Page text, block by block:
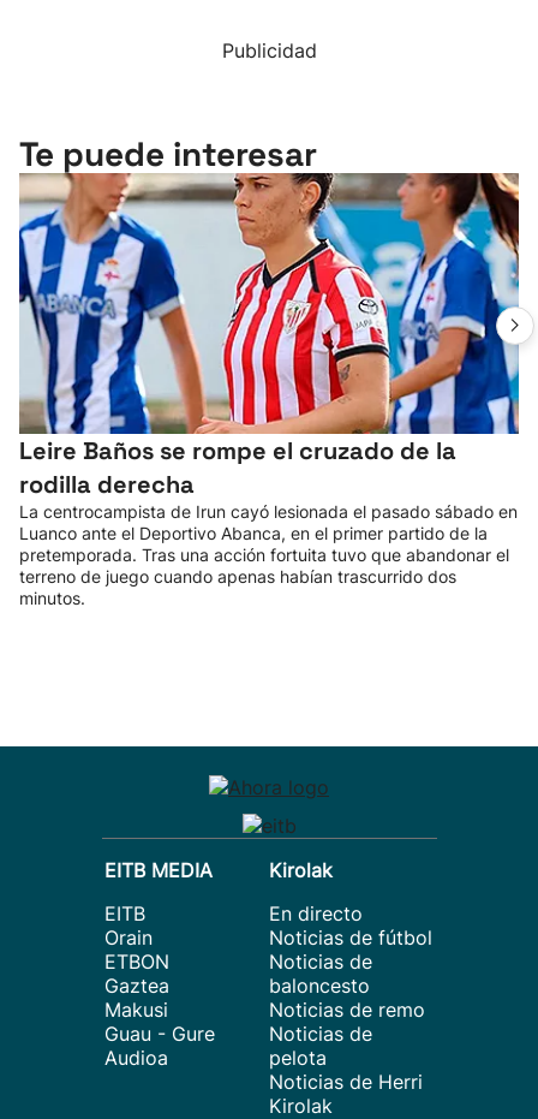
Publicidad
Te puede interesar
Leire Baños se rompe el cruzado de la
rodilla derecha
La centrocampista de Irun cayó lesionada el pasado sábado en
Luanco ante el Deportivo Abanca, en el primer partido de la
pretemporada. Tras una acción fortuita tuvo que abandonar el
terreno de juego cuando apenas habían trascurrido dos
minutos.
EITB MEDIA
EITB
Orain
ETBON
Gaztea
Makusi
Guau - Gure
Audioa
Kirolak
En directo
Noticias de fútbol
Noticias de
baloncesto
Noticias de remo
Noticias de
pelota
Noticias de Herri
Kirolak